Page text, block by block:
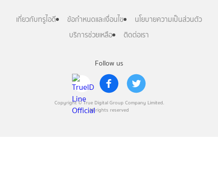
Follow us
Copyright © True Digital Group Company Limited.
All rights reserved
เกี่ยวกับทรูไอดี ข้อกำหนดและเงื่อนไข
นโยบายความเป็นส่วนตัว
บริการช่วยเหลือ
ติดต่อเรา